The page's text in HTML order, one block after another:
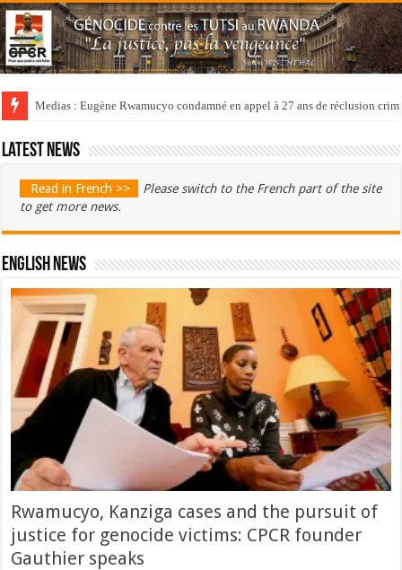
Medias : Eugène Rwamucyo condamné en appel à 27 ans de réclusion
Latest news
Read in French >>
Please switch to the French part of the site
to get more news.
English News
Rwamucyo, Kanziga cases and the pursuit of
justice for genocide victims: CPCR founder
Gauthier speaks